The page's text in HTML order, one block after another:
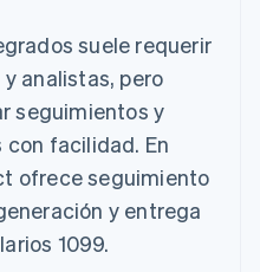
suele requerir
analistas, pero
seguimientos y
facilidad. En
ofrece seguimiento
y entrega
1099.